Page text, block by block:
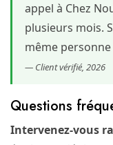
appel à Chez
plusieurs mois.
même personne
— Client vérifié, 2026
Questions
Intervenez-vous